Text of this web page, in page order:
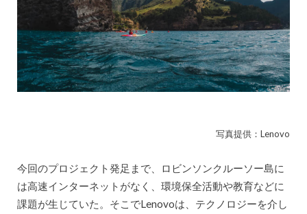
写真提供：Lenovo
今回のプロジェクト発足まで、ロビンソンクルーソー島に
は高速インターネットがなく、環境保全活動や教育などに
課題が生じていた。そこでLenovoは、テクノロジーを介し